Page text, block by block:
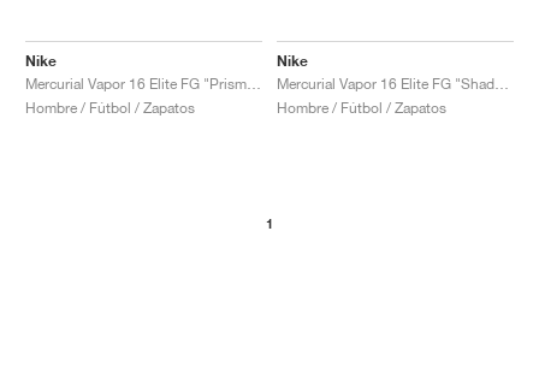
Nike
Hombre / Fútbol / Zapatos
Nike
Hombre / Fútbol / Zapatos
1